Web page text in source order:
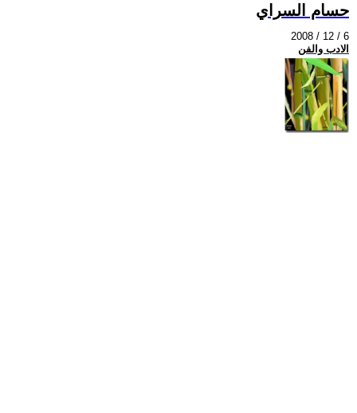
حسام السراي
2008 / 12 / 6
الادب والفن